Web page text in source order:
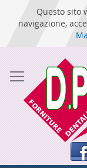
Questo sito
navigazione,